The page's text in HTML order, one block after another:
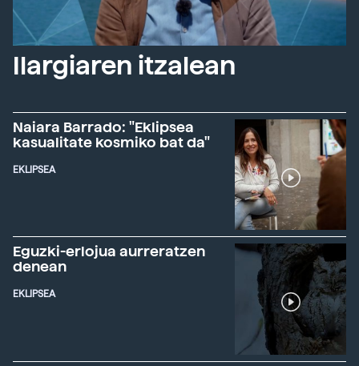
Ilargiaren itzalean
Naiara Barrado: "Eklipsea
kasualitate kosmiko bat da"
EKLIPSEA
Eguzki-erlojua aurreratzen
denean
EKLIPSEA